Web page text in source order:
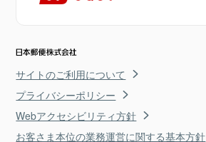
サイトのご利用について
プライバシーポリシー
Webアクセシビリティ方針
お客さま本位の業務運営に関する基本方針